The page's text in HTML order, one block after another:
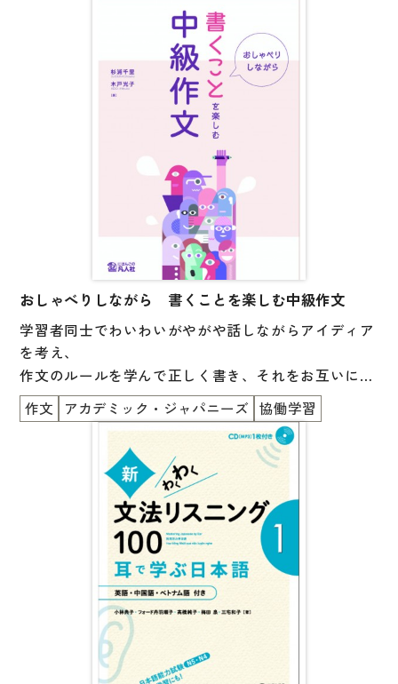
異文化間コミュニケーション
アカデミック・スキル
おしゃべりしながら 書くことを楽しむ中級作文
学習者同士でわいわいがやがや話しながらアイディア
を考え、
作文のルールを学んで正しく書き、それをお互いに読
んで話し合い、
もっといい言葉、ぴったりの表現に変えて書き直しま
作文のイメージが変わるかもしれません。
よく知っていることについて、400 字ぐらいのまとま
りのある、読み手に伝わる
（読んでよかったと思える）文章を書くことをめざし
初級レベルの学習が終わった人、また、普通体や書き
言葉で書けるようになりたい
中級レベルの人向け。
作文 アカデミック・ジャパニーズ 協働学習